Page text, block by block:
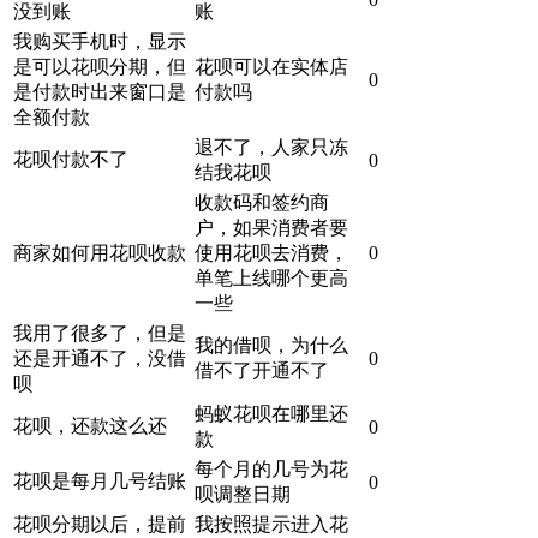
没到账 账
我购买手机时，显示
是可以花呗分期，但
是付款时出来窗口是
全额付款
花呗可以在实体店
付款吗
0
花呗付款不了
退不了，人家只冻
结我花呗
0
商家如何用花呗收款
收款码和签约商
户，如果消费者要
使用花呗去消费，
单笔上线哪个更高
一些
0
我用了很多了，但是
还是开通不了，没借
呗
我的借呗，为什么
借不了开通不了
0
花呗，还款这么还
蚂蚁花呗在哪里还
款
0
花呗是每月几号结账
每个月的几号为花
呗调整日期
0
花呗分期以后，提前 我按照提示进入花